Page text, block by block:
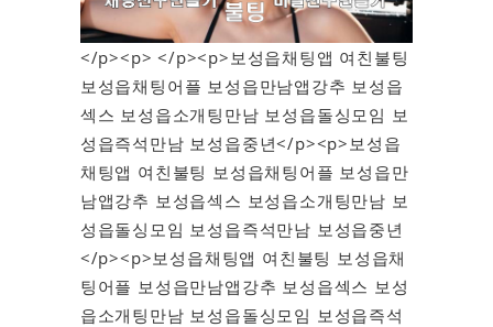
</p><p> </p><p>보성읍채팅앱 여친불팅
보성읍채팅어플 보성읍만남앱강추 보성읍
섹스 보성읍소개팅만남 보성읍돌싱모임 보
성읍즉석만남 보성읍중년</p><p>보성읍
채팅앱 여친불팅 보성읍채팅어플 보성읍만
남앱강추 보성읍섹스 보성읍소개팅만남 보
성읍돌싱모임 보성읍즉석만남 보성읍중년
</p><p>보성읍채팅앱 여친불팅 보성읍채
팅어플 보성읍만남앱강추 보성읍섹스 보성
읍소개팅만남 보성읍돌싱모임 보성읍즉석